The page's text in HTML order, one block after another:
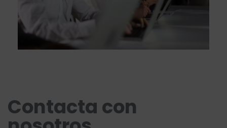
Contacta con